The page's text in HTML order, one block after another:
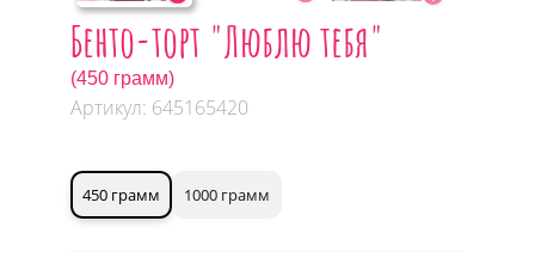
Бенто-торт "Люблю тебя"
(450 грамм)
Артикул: 645165420
450 грамм 1000 грамм